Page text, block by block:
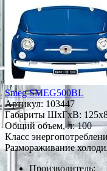
Smeg SMEG500BL
Артикул: 103447
Габариты ШxГxВ:
Общий объем, л: 100
Класс
Размораживание
Производитель: